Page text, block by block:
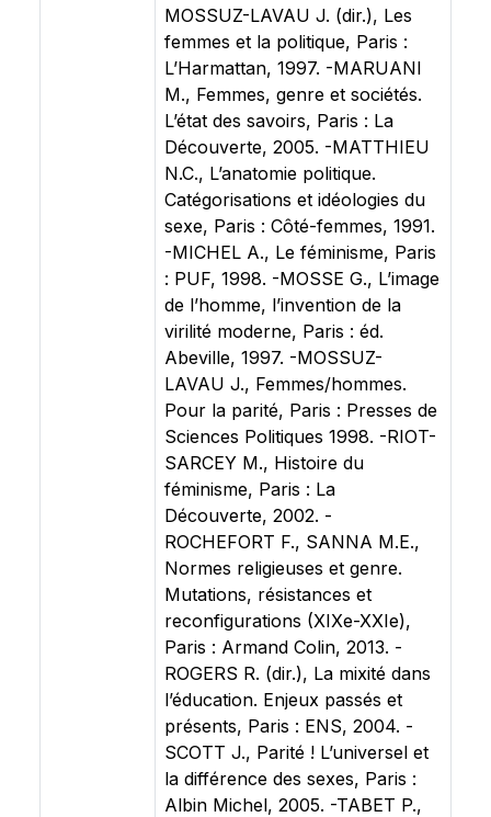
MOSSUZ-LAVAU J. (dir.), Les
femmes et la politique, Paris :
L’Harmattan, 1997. -MARUANI
M., Femmes, genre et sociétés.
L’état des savoirs, Paris : La
Découverte, 2005. -MATTHIEU
N.C., L’anatomie politique.
Catégorisations et idéologies du
sexe, Paris : Côté-femmes, 1991.
-MICHEL A., Le féminisme, Paris
: PUF, 1998. -MOSSE G., L’image
de l’homme, l’invention de la
virilité moderne, Paris : éd.
Abeville, 1997. -MOSSUZ-
LAVAU J., Femmes/hommes.
Pour la parité, Paris : Presses de
Sciences Politiques 1998. -RIOT-
SARCEY M., Histoire du
féminisme, Paris : La
Découverte, 2002. -
ROCHEFORT F., SANNA M.E.,
Normes religieuses et genre.
Mutations, résistances et
reconfigurations (XIXe-XXIe),
Paris : Armand Colin, 2013. -
ROGERS R. (dir.), La mixité dans
l’éducation. Enjeux passés et
présents, Paris : ENS, 2004. -
SCOTT J., Parité ! L’universel et
la différence des sexes, Paris :
Albin Michel, 2005. -TABET P.,